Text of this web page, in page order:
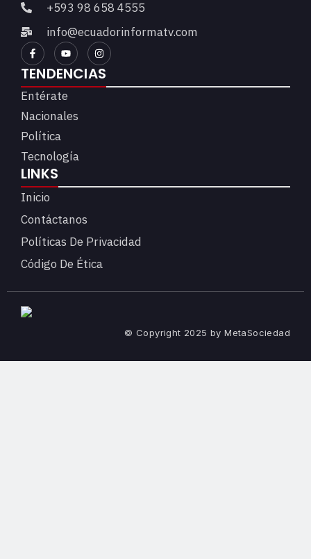
+593 98 658 4555
info@ecuadorinformatv.com
TENDENCIAS
Entérate
Nacionales
Política
Tecnología
LINKS
Inicio
Contáctanos
Políticas De Privacidad
Código De Ética
© Copyright 2025 by MetaSociedad